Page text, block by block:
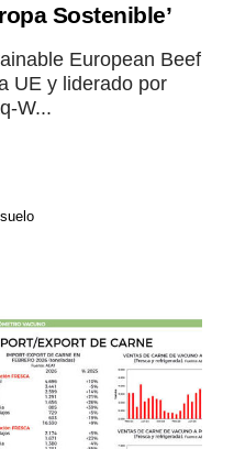
Sostenible’
European Beef
UE y liderado por
W...
suelo